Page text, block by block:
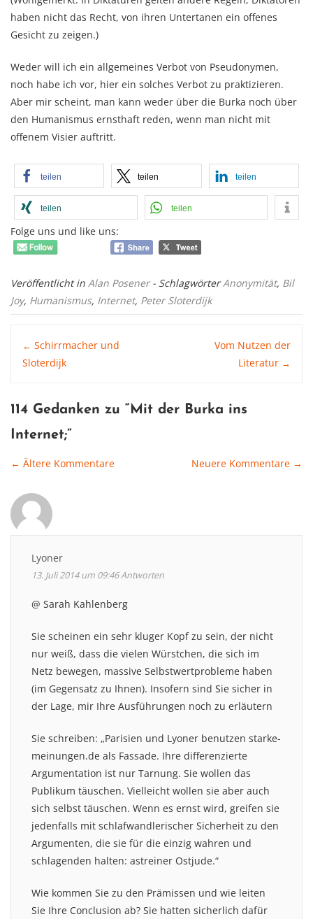
haben nicht das Recht, von ihren Untertanen ein offenes
Gesicht zu zeigen.)
Weder will ich ein allgemeines Verbot von Pseudonymen,
noch habe ich vor, hier ein solches Verbot zu praktizieren.
Aber mir scheint, man kann weder über die Burka noch über
den Humanismus ernsthaft reden, wenn man nicht mit
offenem Visier auftritt.
teilen teilen teilen
teilen teilen
Folge uns und like uns:
Veröffentlicht in Alan Posener - SchlagwörterAnonymität, Bil
Joy, Humanismus, Internet, Peter Sloterdijk
Post
← Schirrmacher und
Sloterdijk
Vom Nutzen der
Literatur →
114 Gedanken zu “ Mit der Burka ins
Internet;”
Comment
navigation
← Ältere Kommentare Neuere Kommentare →
Lyoner
13. Juli 2014 um 09:46Antworten
@ Sarah Kahlenberg
Sie scheinen ein sehr kluger Kopf zu sein, der nicht
nur weiß, dass die vielen Würstchen, die sich im
Netz bewegen, massive Selbstwertprobleme haben
(im Gegensatz zu Ihnen). Insofern sind Sie sicher in
der Lage, mir Ihre Ausführungen noch zu erläutern
Sie schreiben: „Parisien und Lyoner benutzen starke-
meinungen.de als Fassade. Ihre differenzierte
Argumentation ist nur Tarnung. Sie wollen das
Publikum täuschen. Vielleicht wollen sie aber auch
sich selbst täuschen. Wenn es ernst wird, greifen sie
jedenfalls mit schlafwandlerischer Sicherheit zu den
Argumenten, die sie für die einzig wahren und
schlagenden halten: astreiner Ostjude.“
Wie kommen Sie zu den Prämissen und wie leiten
Sie Ihre Conclusion ab? Sie hatten sicherlich dafür